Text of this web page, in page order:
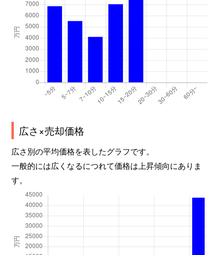
広さ×売却価格
広さ別の平均価格を表したグラフです。
一般的には広くなるにつれて価格は上昇傾向にありま
す。